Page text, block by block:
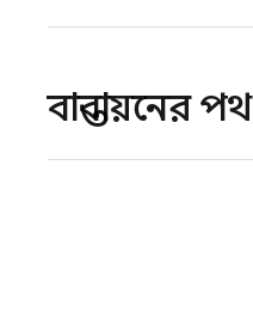
বাস্তবায়নের পথ